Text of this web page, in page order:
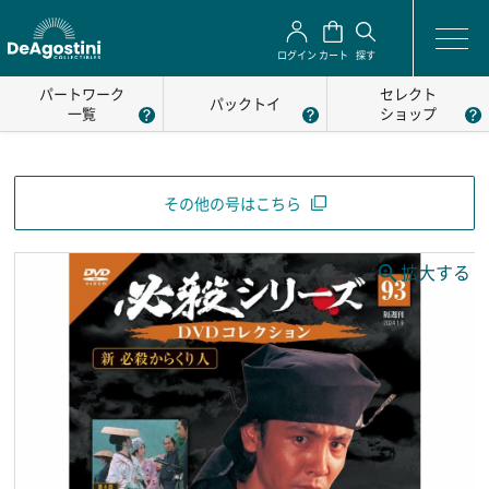
ログイン カート 探す
パートワーク
一覧
パックトイ
セレクト
ショップ
その他の号はこちら